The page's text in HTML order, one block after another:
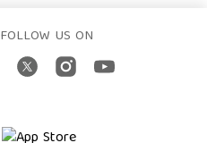
FOLLOW US ON